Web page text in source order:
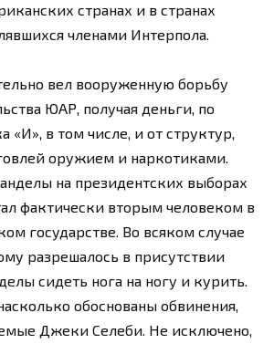
странах и в странах
членами Интерпола.
вел вооруженную борьбу
ЮАР, получая деньги, по
«И», в том числе, и от структур,
оружием и наркотиками.
на президентских выборах
фактически вторым человеком в
государстве. Во всяком случае
разрешалось в присутствии
сидеть нога на ногу и курить.
обоснованы обвинения,
Джеки Селеби. Не исключено,